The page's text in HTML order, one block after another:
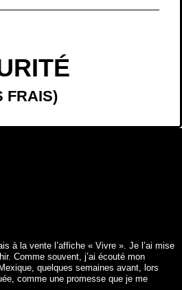
FRAIS)
à la vente l’affiche « Vivre ». Je l’ai mise
Comme souvent, j’ai écouté mon
quelques semaines avant, lors
comme une promesse que je me